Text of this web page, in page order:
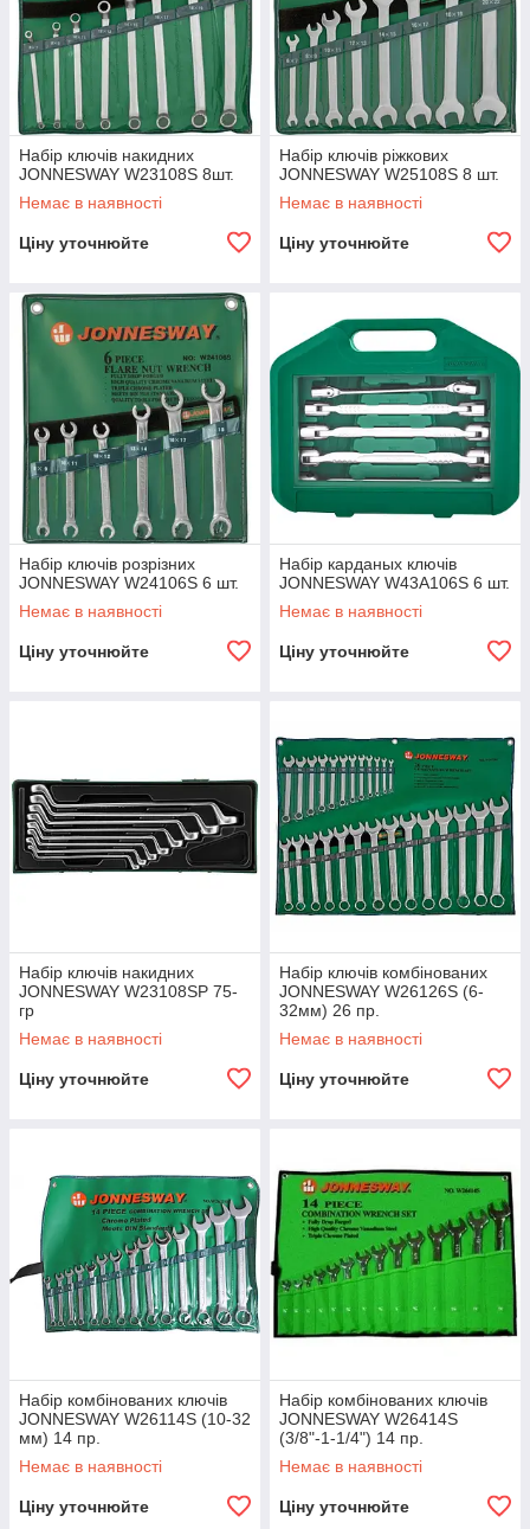
Набір ключів накидних
JONNESWAY W23108S 8шт.
Немає в наявності
Ціну уточнюйте
Набір ключів ріжкових
JONNESWAY W25108S 8 шт.
Немає в наявності
Ціну уточнюйте
Набір ключів розрізних
JONNESWAY W24106S 6 шт.
Немає в наявності
Ціну уточнюйте
Набір карданых ключів
JONNESWAY W43A106S 6 шт.
Немає в наявності
Ціну уточнюйте
Набір ключів накидних
JONNESWAY W23108SP 75-
гр
Немає в наявності
Ціну уточнюйте
Набір ключів комбінованих
JONNESWAY W26126S (6-
32мм) 26 пр.
Немає в наявності
Ціну уточнюйте
Набір комбінованих ключів
JONNESWAY W26114S (10-32
мм) 14 пр.
Немає в наявності
Ціну уточнюйте
Набір комбінованих ключів
JONNESWAY W26414S
(3/8"-1-1/4") 14 пр.
Немає в наявності
Ціну уточнюйте